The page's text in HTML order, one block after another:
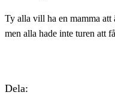
Ty alla vill ha en mamma att
men alla hade inte turen att
Dela: